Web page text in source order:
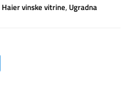
Haier vinske vitrine, Ugradna